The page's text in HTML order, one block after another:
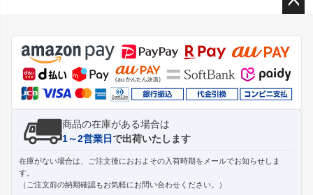
ジト
ップ
へ
商品の在庫がある場合は
1～2営業日で出荷いたします
在庫がない場合は、ご注文後におおよその入荷時期をメールでお知らせしま
す。
（ご注文前の納期確認もお気軽にお問い合わせください。）